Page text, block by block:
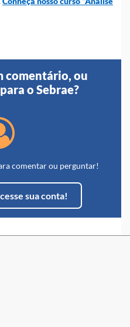
comentário, ou
o Sebrae?
comentar ou perguntar!
sua conta!